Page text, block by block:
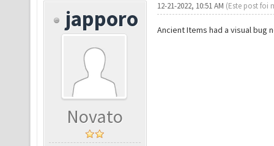
japporo
Novato
12-21-2022, 10:51 AM (Este post foi
Ancient Items had a visual bug